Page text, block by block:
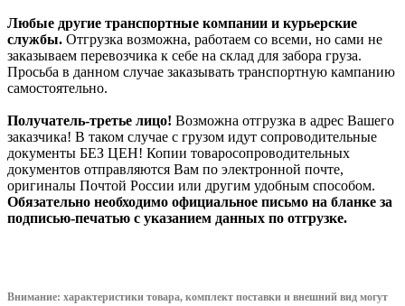
Любые другие транспортные компании и курьерские
службы. Отгрузка возможна, работаем со всеми, но сами не
заказываем перевозчика к себе на склад для забора груза.
Просьба в данном случае заказывать транспортную кампанию
самостоятельно.
Получатель-третье лицо! Возможна отгрузка в адрес Вашего
заказчика! В таком случае с грузом идут сопроводительные
документы БЕЗ ЦЕН! Копии товаросопроводительных
документов отправляются Вам по электронной почте,
оригиналы Почтой России или другим удобным способом.
Обязательно необходимо официальное письмо на бланке за
подписью-печатью с указанием данных по отгрузке.
Внимание: характеристики товара, комплект поставки и внешний вид могут